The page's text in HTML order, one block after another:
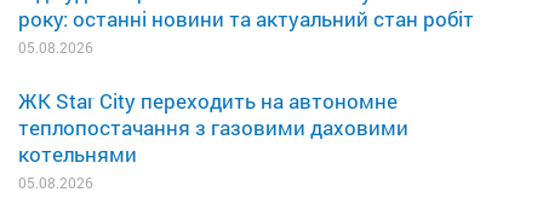
року: останні новини та актуальний стан робіт
05.08.2026
ЖК Star City переходить на автономне
теплопостачання з газовими даховими
котельнями
05.08.2026